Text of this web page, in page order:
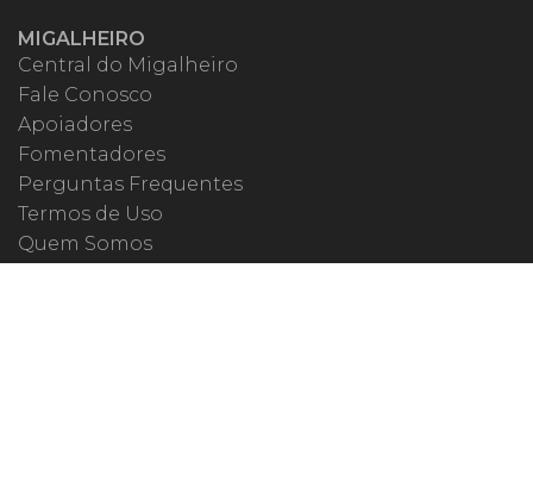
MIGALHEIRO
Central do Migalheiro
Fale Conosco
Apoiadores
Fomentadores
Perguntas Frequentes
Termos de Uso
Quem Somos